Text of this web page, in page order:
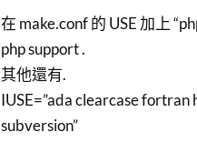
在 make.conf 的 USE 加上
php support .
其他還有.
IUSE=”ada clearcase
subversion”